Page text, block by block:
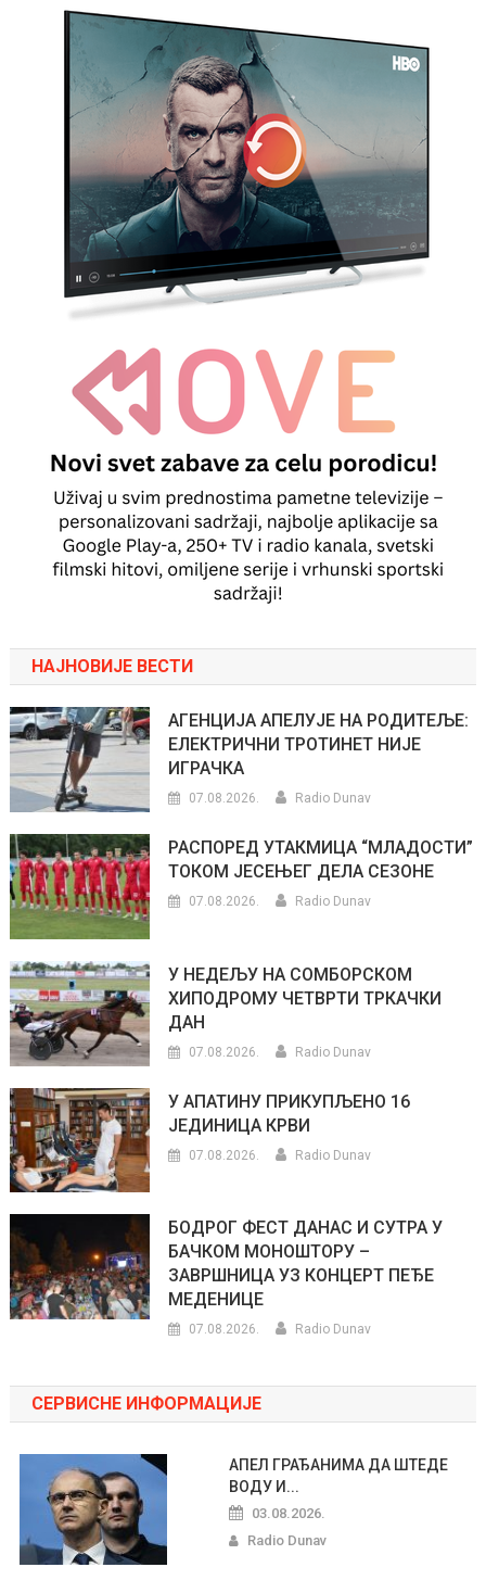
НАЈНОВИЈЕ ВЕСТИ
АГЕНЦИЈА АПЕЛУЈЕ НА РОДИТЕЉЕ:
ЕЛЕКТРИЧНИ ТРОТИНЕТ НИЈЕ
ИГРАЧКА
07.08.2026. Radio Dunav
РАСПОРЕД УТАКМИЦА “МЛАДОСТИ”
ТОКОМ ЈЕСЕЊЕГ ДЕЛА СЕЗОНЕ
07.08.2026. Radio Dunav
У НЕДЕЉУ НА СОМБОРСКОМ
ХИПОДРОМУ ЧЕТВРТИ ТРКАЧКИ
ДАН
07.08.2026. Radio Dunav
У АПАТИНУ ПРИКУПЉЕНО 16
ЈЕДИНИЦА КРВИ
07.08.2026. Radio Dunav
БОДРОГ ФЕСТ ДАНАС И СУТРА У
БАЧКОМ МОНОШТОРУ –
ЗАВРШНИЦА УЗ КОНЦЕРТ ПЕЂЕ
МЕДЕНИЦЕ
07.08.2026. Radio Dunav
СЕРВИСНЕ ИНФОРМАЦИЈЕ
АПЕЛ ГРАЂАНИМА ДА ШТЕДЕ
ВОДУ И...
03.08.2026.
Radio Dunav